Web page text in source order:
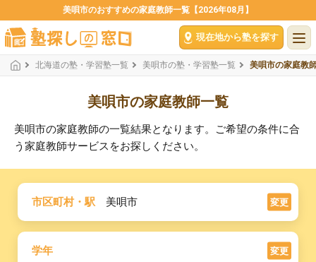
美唄市のおすすめの家庭教師一覧【2026年08月】
現在地から塾を探す
北海道の塾・学習塾一覧 美唄市の塾・学習塾一覧 美唄市の家庭教
美唄市の家庭教師一覧
美唄市の家庭教師の一覧結果となります。ご希望の条件に合
う家庭教師サービスをお探しください。
市区町村・駅 美唄市 変更
学年 変更